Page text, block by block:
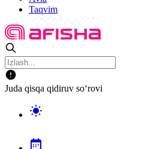
Taqvim
Juda qisqa qidiruv so‘rovi